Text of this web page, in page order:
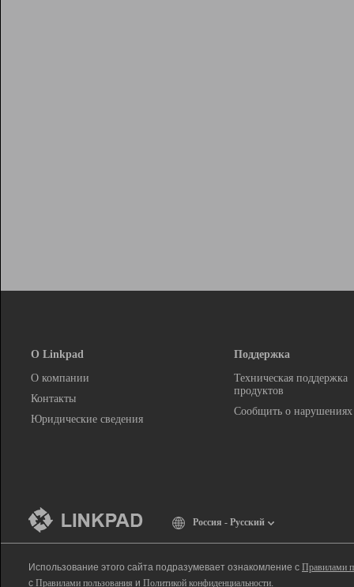
О Linkpad
О компании
Контакты
Юридические сведения
Поддержка
Техническая поддержка
продуктов
Сообщить о нарушениях
Россия - Русский
Использование этого сайта подразумевает ознакомление с Правилами
с Правилами пользования и Политикой конфиденциальности.